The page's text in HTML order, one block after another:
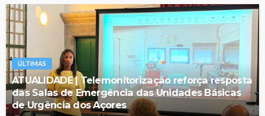
ÚLTIMAS
ATUALIDADE | Telemonitorização reforça resposta
das Salas de Emergência das Unidades Básicas
de Urgência dos Açores